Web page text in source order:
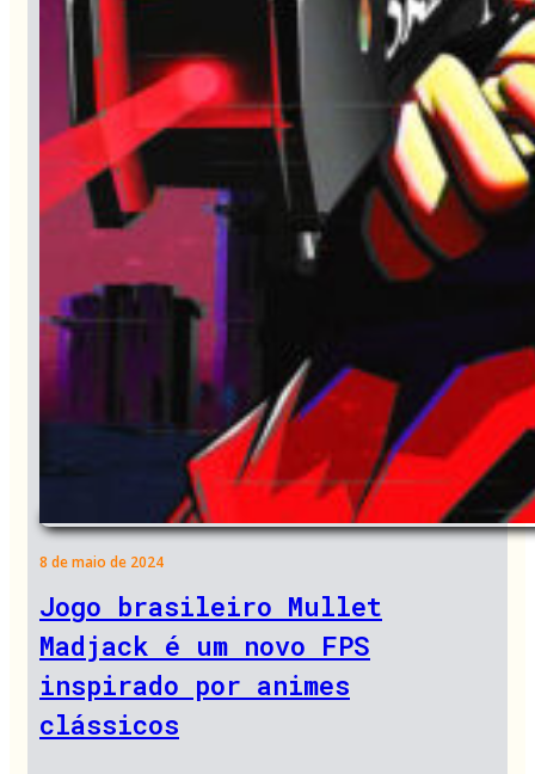
8 de maio de 2024
Jogo brasileiro Mullet
Madjack é um novo FPS
inspirado por animes
clássicos